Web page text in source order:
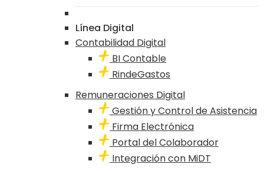
Línea Digital
Contabilidad Digital
BI Contable
RindeGastos
Remuneraciones Digital
Gestión y Control de Asistencia
Firma Electrónica
Portal del Colaborador
Integración con MiDT